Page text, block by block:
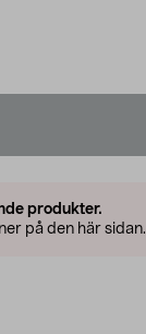
produkter.
på den här sidan.